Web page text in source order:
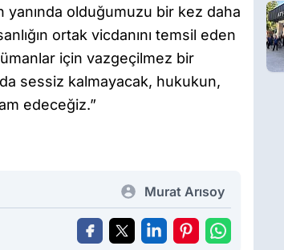
yanında olduğumuzu bir kez daha
ortak vicdanını temsil eden
için vazgeçilmez bir
sessiz kalmayacak, hukukun,
edeceğiz.”
Murat Arısoy